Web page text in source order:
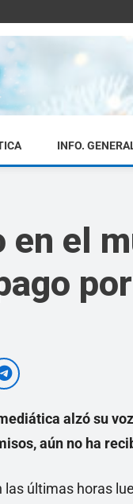
INFO.
en el
alzó su
aún no ha
últimas horas